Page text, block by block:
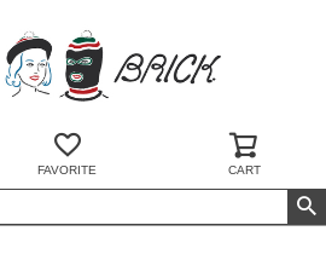
FAVORITE CART